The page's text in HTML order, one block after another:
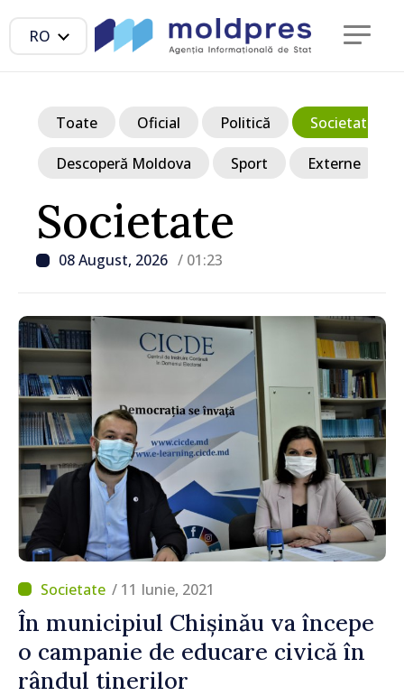
RO
Societate
08 August, 2026 / 01:23
Toate Oficial Politică Societate
Descoperă Moldova Sport Externe
/ 11 Iunie, 2021
În municipiul Chișinău va începe
o campanie de educare civică în
rândul tinerilor